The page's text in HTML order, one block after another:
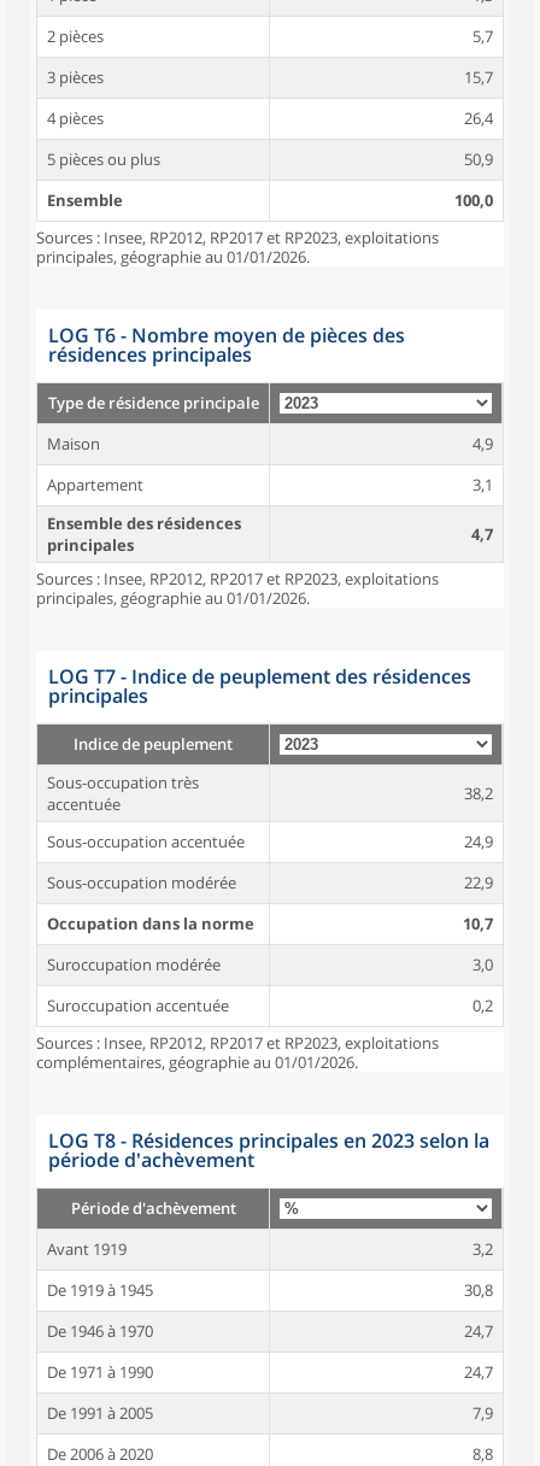
2 pièces
5,7
3 pièces
15,7
4 pièces
26,4
5 pièces ou plus
50,9
Ensemble
100,0
Sources : Insee, RP2012, RP2017 et RP2023, exploitations
principales, géographie au 01/01/2026.
LOG T6 - Nombre moyen de pièces des
résidences principales
Type de résidence principale
Maison
4,9
Appartement
3,1
Ensemble des résidences
principales
4,7
Sources : Insee, RP2012, RP2017 et RP2023, exploitations
principales, géographie au 01/01/2026.
LOG T7 - Indice de peuplement des résidences
principales
Indice de peuplement
Sous-occupation très
accentuée
38,2
Sous-occupation accentuée
24,9
Sous-occupation modérée
22,9
Occupation dans la norme
10,7
Suroccupation modérée
3,0
Suroccupation accentuée
0,2
Sources : Insee, RP2012, RP2017 et RP2023, exploitations
complémentaires, géographie au 01/01/2026.
LOG T8 - Résidences principales en 2023 selon la
période d'achèvement
Période d'achèvement
Avant 1919
3,2
De 1919 à 1945
30,8
De 1946 à 1970
24,7
De 1971 à 1990
24,7
De 1991 à 2005
7,9
De 2006 à 2020
8,8